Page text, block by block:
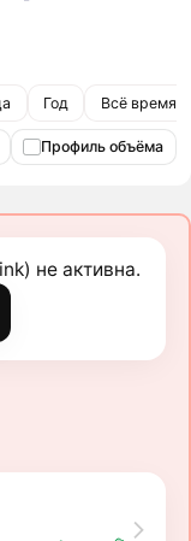
Год Всё время
Профиль объёма
не активна.